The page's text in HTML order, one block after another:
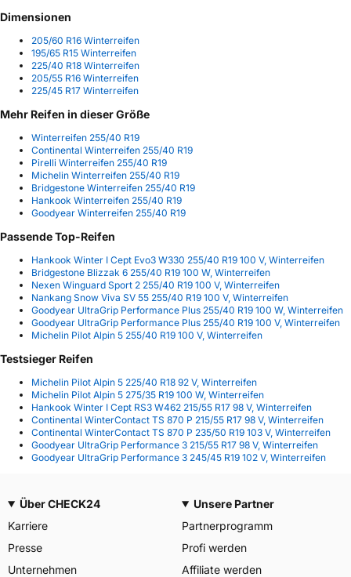
Dimensionen
205/60 R16 Winterreifen
195/65 R15 Winterreifen
225/40 R18 Winterreifen
205/55 R16 Winterreifen
225/45 R17 Winterreifen
Mehr Reifen in dieser Größe
Winterreifen 255/40 R19
Continental Winterreifen 255/40 R19
Pirelli Winterreifen 255/40 R19
Michelin Winterreifen 255/40 R19
Bridgestone Winterreifen 255/40 R19
Hankook Winterreifen 255/40 R19
Goodyear Winterreifen 255/40 R19
Passende Top-Reifen
Hankook Winter I Cept Evo3 W330 255/40 R19 100 V, Winterreifen
Bridgestone Blizzak 6 255/40 R19 100 W, Winterreifen
Nexen Winguard Sport 2 255/40 R19 100 V, Winterreifen
Nankang Snow Viva SV 55 255/40 R19 100 V, Winterreifen
Goodyear UltraGrip Performance Plus 255/40 R19 100 W, Winterreifen
Goodyear UltraGrip Performance Plus 255/40 R19 100 V, Winterreifen
Michelin Pilot Alpin 5 255/40 R19 100 V, Winterreifen
Testsieger Reifen
Michelin Pilot Alpin 5 225/40 R18 92 V, Winterreifen
Michelin Pilot Alpin 5 275/35 R19 100 W, Winterreifen
Hankook Winter I Cept RS3 W462 215/55 R17 98 V, Winterreifen
Continental WinterContact TS 870 P 215/55 R17 98 V, Winterreifen
Continental WinterContact TS 870 P 235/50 R19 103 V, Winterreifen
Goodyear UltraGrip Performance 3 215/55 R17 98 V, Winterreifen
Goodyear UltraGrip Performance 3 245/45 R19 102 V, Winterreifen
Über CHECK24
Karriere
Presse
Unternehmen
Unsere Partner
Partnerprogramm
Profi werden
Affiliate werden